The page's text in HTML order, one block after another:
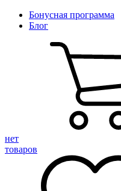
Бонусная программа
Блог
нет
товаров